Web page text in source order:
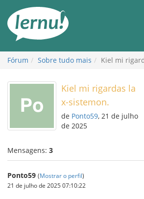
conteúdo
Fórum Sobre tudo mais Kiel mi
Kiel mi rigardas la
x-sistemon.
de Ponto59, 21 de julho
de 2025
Mensagens: 3
Ponto59 (Mostrar o perfil)
21 de julho de 2025 07:10:22